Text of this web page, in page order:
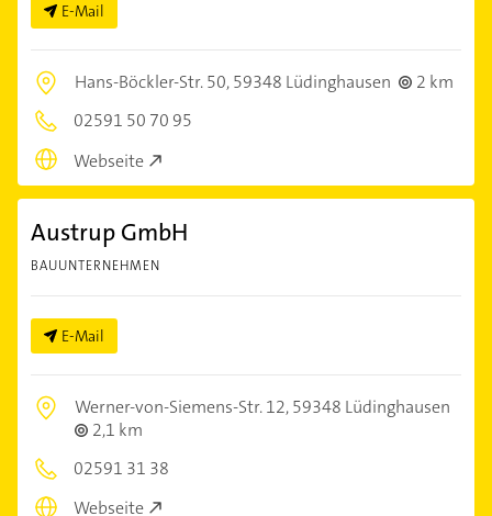
E-Mail
Hans-Böckler-Str. 50,59348 Lüdinghausen
2 km
02591 50 70 95
Webseite
Austrup GmbH
BAUUNTERNEHMEN
E-Mail
Werner-von-Siemens-Str. 12,59348 Lüdinghausen
2,1 km
02591 31 38
Webseite